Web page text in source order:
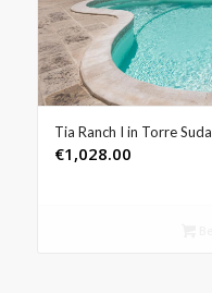
Tia Ranch I in Torre Suda
€1,028.00